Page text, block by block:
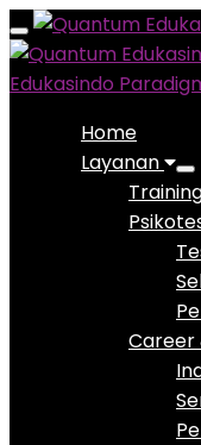
Toggle
navigation
Edukasindo
Home
Layanan
Career